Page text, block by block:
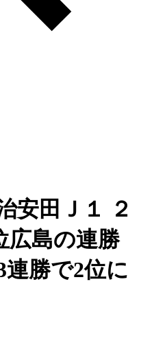
安田Ｊ１ ２
広島の連勝
勝で2位に